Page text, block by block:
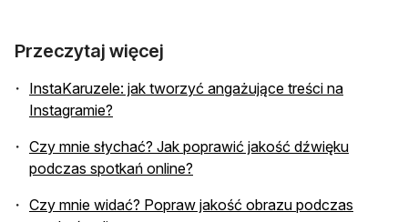
Przeczytaj więcej
InstaKaruzele: jak tworzyć angażujące treści na
Instagramie?
Czy mnie słychać? Jak poprawić jakość dźwięku
podczas spotkań online?
Czy mnie widać? Popraw jakość obrazu podczas